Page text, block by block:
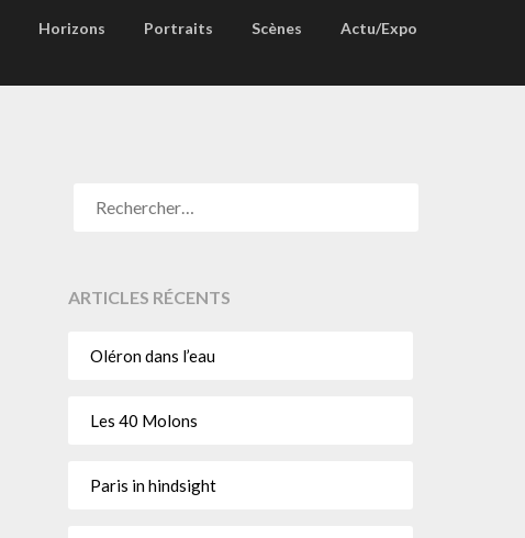
Horizons Portraits Scènes Actu/Expo
ARTICLES RÉCENTS
Oléron dans l’eau
Les 40 Molons
Paris in hindsight